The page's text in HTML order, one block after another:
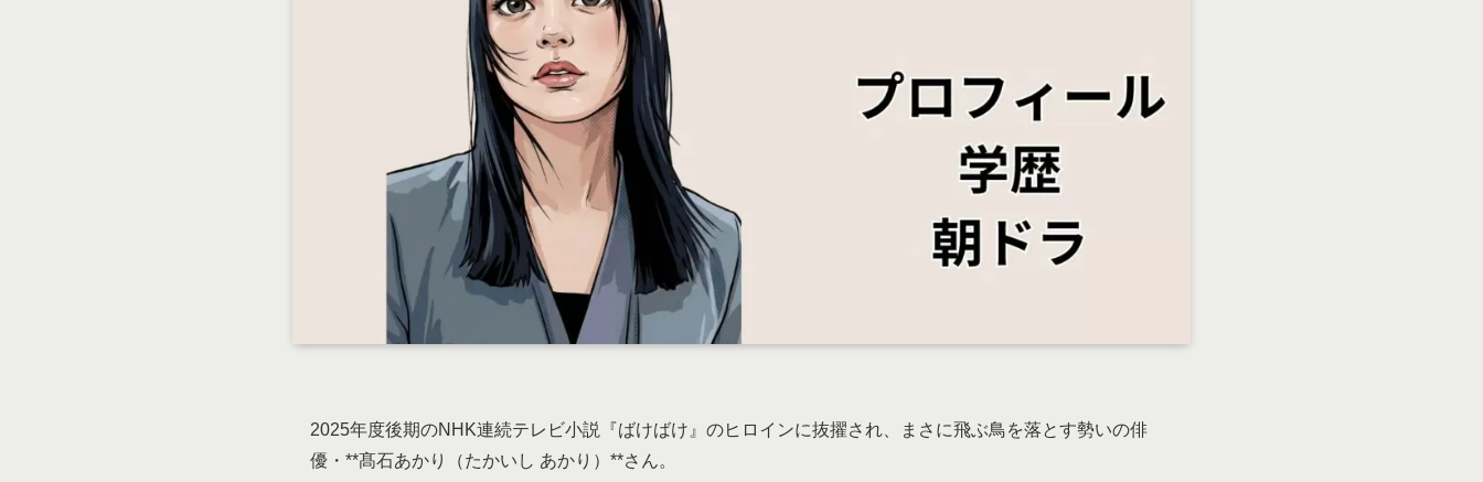
2025年度後期のNHK連続テレビ小説『ばけばけ』のヒロインに抜擢され、まさに飛ぶ鳥を落とす勢いの俳
優・**髙石あかり（たかいし あかり）**さん。